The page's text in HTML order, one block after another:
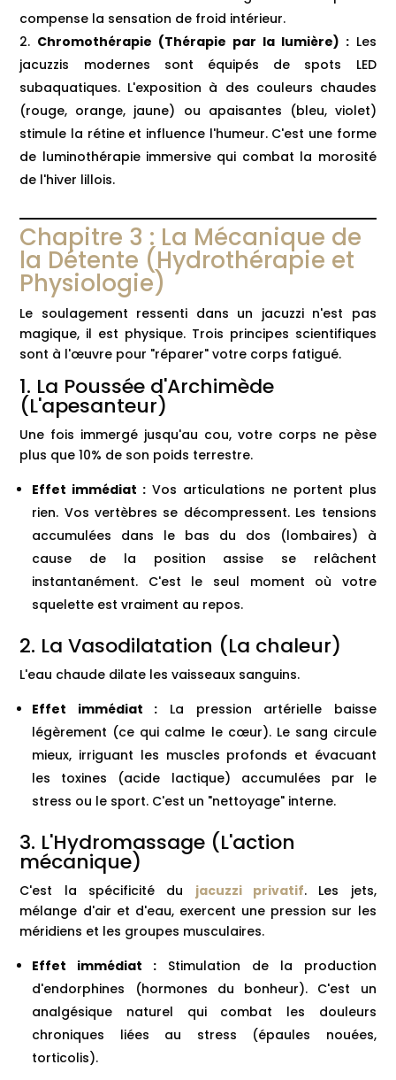
compense la sensation de froid intérieur.
Chromothérapie (Thérapie par la lumière) :Les
jacuzzis modernes sont équipés de spots LED
subaquatiques. L'exposition à des couleurs chaudes
(rouge, orange, jaune) ou apaisantes (bleu, violet)
stimule la rétine et influence l'humeur. C'est une forme
de luminothérapie immersive qui combat la morosité
de l'hiver lillois.
Chapitre 3 : La Mécanique de
la Détente (Hydrothérapie et
Physiologie)
Le soulagement ressenti dans un jacuzzi n'est pas
magique, il est physique. Trois principes scientifiques
sont à l'œuvre pour "réparer" votre corps fatigué.
1. La Poussée d'Archimède
(L'apesanteur)
Une fois immergé jusqu'au cou, votre corps ne pèse
plus que 10% de son poids terrestre.
Effet immédiat : Vos articulations ne portent plus
rien. Vos vertèbres se décompressent. Les tensions
accumulées dans le bas du dos (lombaires) à
cause de la position assise se relâchent
instantanément. C'est le seul moment où votre
squelette est vraiment au repos.
2. La Vasodilatation (La chaleur)
L'eau chaude dilate les vaisseaux sanguins.
Effet immédiat : La pression artérielle baisse
légèrement (ce qui calme le cœur). Le sang circule
mieux, irriguant les muscles profonds et évacuant
les toxines (acide lactique) accumulées par le
stress ou le sport. C'est un "nettoyage" interne.
3. L'Hydromassage (L'action
mécanique)
C'est la spécificité du jacuzzi privatif. Les jets,
mélange d'air et d'eau, exercent une pression sur les
méridiens et les groupes musculaires.
Effet immédiat : Stimulation de la production
d'endorphines (hormones du bonheur). C'est un
analgésique naturel qui combat les douleurs
chroniques liées au stress (épaules nouées,
torticolis).